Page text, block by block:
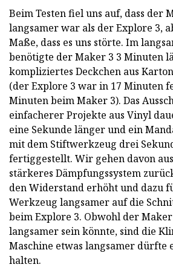
Beim Testen fiel uns auf, dass der
langsamer war als der Explore 3,
Maße, dass es uns störte. Im
benötigte der Maker 3 3 Minuten
kompliziertes Deckchen aus
(der Explore 3 war in 17 Minuten
Minuten beim Maker 3). Das
einfacherer Projekte aus Vinyl
eine Sekunde länger und ein
mit dem Stiftwerkzeug drei
fertiggestellt. Wir gehen davon
stärkeres Dämpfungssystem
den Widerstand erhöht und dazu
Werkzeug langsamer auf die
beim Explore 3. Obwohl der Maker
langsamer sein könnte, sind die
Maschine etwas langsamer dürfte
halten.